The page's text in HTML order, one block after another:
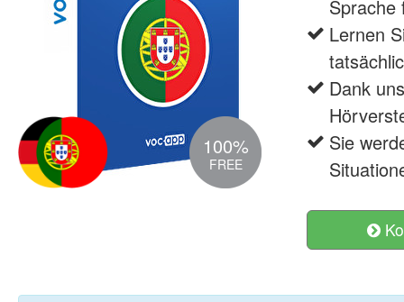
100%
FREE
Sprache
Lernen
Dank
Sie